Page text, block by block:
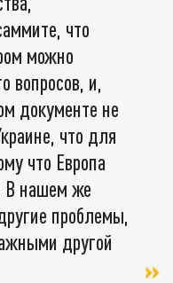
что
можно
вопросов, и,
документе не
что для
что Европа
В нашем же
проблемы,
другой